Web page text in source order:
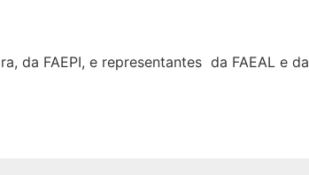
da FAEPI, e representantes da FAEAL e da